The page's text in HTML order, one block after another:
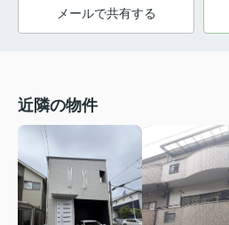
メールで共有する
近隣の物件